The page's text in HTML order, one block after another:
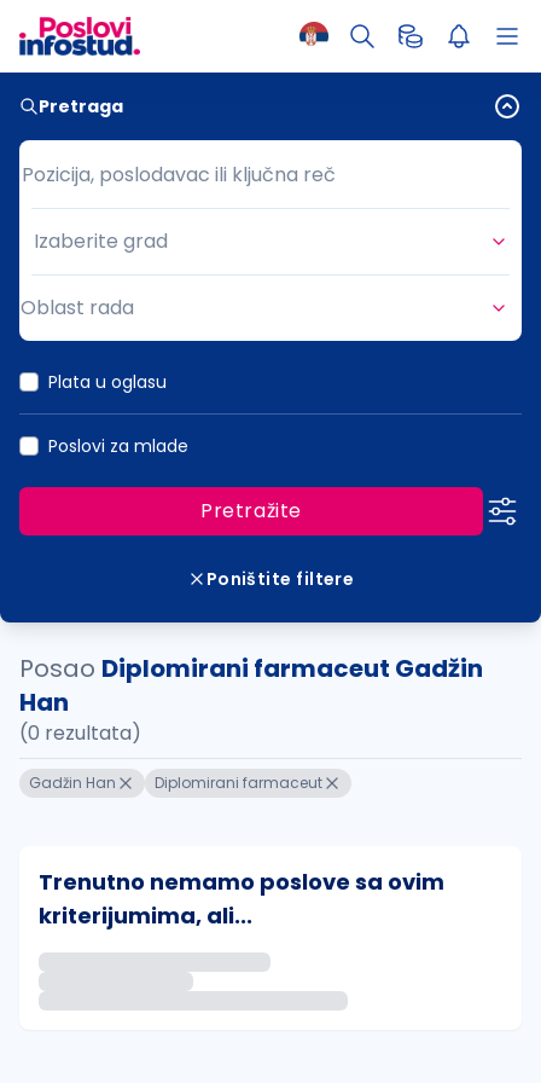
Pretraga
Pozicija, poslodavac ili ključna reč
Pozicija, poslodavac ili ključna reč
Grad
Izaberite grad
Oblast rada
Plata u oglasu
Poslovi za mlade
Pretražite
Poništite filtere
Posao Diplomirani farmaceut Gadžin
Han
(0 rezultata)
Gadžin Han Diplomirani farmaceut
Trenutno nemamo poslove sa ovim
kriterijumima, ali...